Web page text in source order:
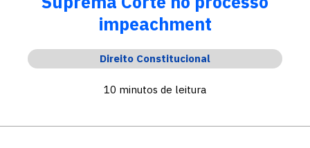
impeachment
Direito Constitucional
10 minutos de leitura